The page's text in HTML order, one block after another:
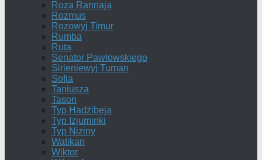
Roza Rannaja
Rozmus
Rozowyj Timur
Rumba
Ruta
Senator Pawłowskiego
Sirieniewyj Tuman
Sofia
Taniusza
Tason
Typ Hadżibeja
Typ Izjuminki
Typ Niziny
Watikan
Wiktor